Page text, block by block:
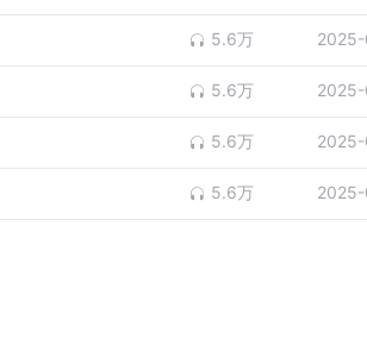
5.6万
5.6万
5.6万
5.6万